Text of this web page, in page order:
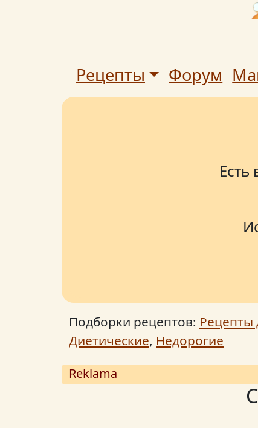
Рецепты Форум
Есть
Подборки рецептов: Рецепты
Диетические, Недорогие
Reklama